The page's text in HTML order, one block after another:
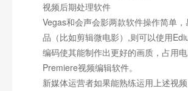
视频后期处理软件
Vegas和会声会影两款软件操作简单
品（比如剪辑微电影）,则可以使用
编码使其能制作出更好的画质，占用
Premiere视频编辑软件。
新媒体运营者如果能熟练运用上述视